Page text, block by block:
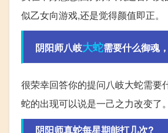
似乙女向游戏,还是觉得颜值即正。
阴阳师八岐大蛇需要什么御魂
很荣幸回答你的提问八岐大蛇需要
蛇的出现可以说是一己之力改变了。
阴阳师真蛇每星期能打几次?